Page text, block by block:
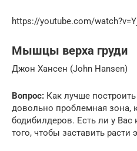
https://youtube.com/
Мышцы верха груди
Джон Хансен (John Hansen)
Вопрос: Как лучше
довольно проблемная зона,
бодибилдеров. Есть ли у Вас
того, чтобы заставить расти